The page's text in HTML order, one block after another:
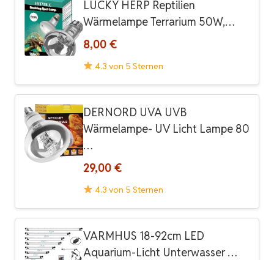
LUCKY HERP Reptilien
Wärmelampe Terrarium 50W,…
8,00 €
4.3 von 5 Sternen
DERNORD UVA UVB
Wärmelampe- UV Licht Lampe 80
…
29,00 €
4.3 von 5 Sternen
VARMHUS 18-92cm LED
Aquarium-Licht Unterwasser …